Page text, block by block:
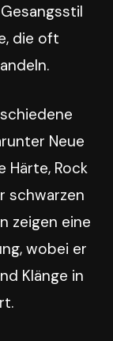
die oft
Neue
Härte, Rock
schwarzen
zeigen eine
wobei er
Klänge in